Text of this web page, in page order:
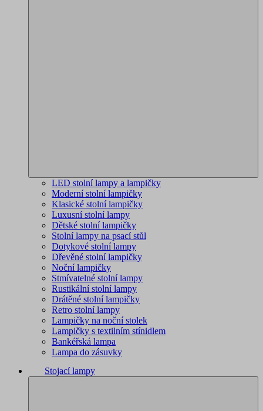
LED stolní lampy a lampičky
Moderní stolní lampičky
Klasické stolní lampičky
Luxusní stolní lampy
Dětské stolní lampičky
Stolní lampy na psací stůl
Dotykové stolní lampy
Dřevěné stolní lampičky
Noční lampičky
Stmívatelné stolní lampy
Rustikální stolní lampy
Drátěné stolní lampičky
Retro stolní lampy
Lampičky na noční stolek
Lampičky s textilním stínidlem
Bankéřská lampa
Lampa do zásuvky
Stojací lampy